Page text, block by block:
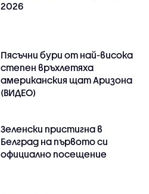
2026
Пясъчни бури от най-висока
степен връхлетяха
американския щат Аризона
(ВИДЕО)
Зеленски пристигна в
Белград на първото си
официално посещение